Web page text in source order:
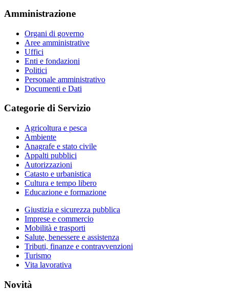
Amministrazione
Organi di governo
Aree amministrative
Uffici
Enti e fondazioni
Politici
Personale amministrativo
Documenti e Dati
Categorie di Servizio
Agricoltura e pesca
Ambiente
Anagrafe e stato civile
Appalti pubblici
Autorizzazioni
Catasto e urbanistica
Cultura e tempo libero
Educazione e formazione
Giustizia e sicurezza pubblica
Imprese e commercio
Mobilità e trasporti
Salute, benessere e assistenza
Tributi, finanze e contravvenzioni
Turismo
Vita lavorativa
Novità